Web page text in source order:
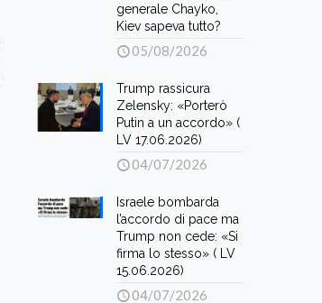
generale Chayko,
Kiev sapeva tutto?
05/08/2026
Trump rassicura
Zelensky: «Porterò
Putin a un accordo» (
LV 17.06.2026)
04/07/2026
Israele bombarda
l’accordo di pace ma
Trump non cede: «Si
firma lo stesso» ( LV
15.06.2026)
04/07/2026